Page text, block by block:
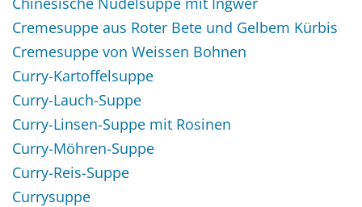
Cremesuppe aus Roter Bete und Gelbem Kürbis
Cremesuppe von Weissen Bohnen
Curry-Kartoffelsuppe
Curry-Lauch-Suppe
Curry-Linsen-Suppe mit Rosinen
Curry-Möhren-Suppe
Curry-Reis-Suppe
Currysuppe